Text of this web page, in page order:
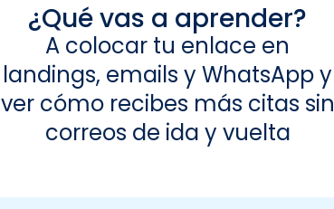
¿Qué vas a aprender?
A colocar tu enlace en
landings, emails y WhatsApp y
ver cómo recibes más citas sin
correos de ida y vuelta